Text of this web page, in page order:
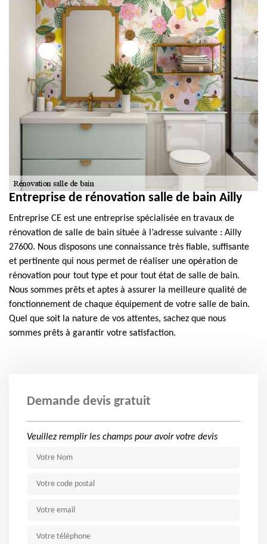
Entreprise de rénovation salle de bain Ailly
Entreprise CE est une entreprise spécialisée en travaux de
rénovation de salle de bain située à l’adresse suivante : Ailly
27600. Nous disposons une connaissance très fiable, suffisante
et pertinente qui nous permet de réaliser une opération de
rénovation pour tout type et pour tout état de salle de bain.
Nous sommes prêts et aptes à assurer la meilleure qualité de
fonctionnement de chaque équipement de votre salle de bain.
Quel que soit la nature de vos attentes, sachez que nous
sommes prêts à garantir votre satisfaction.
Demande devis gratuit
Veuillez remplir les champs pour avoir votre devis